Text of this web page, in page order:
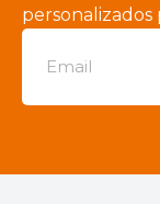
personalizados